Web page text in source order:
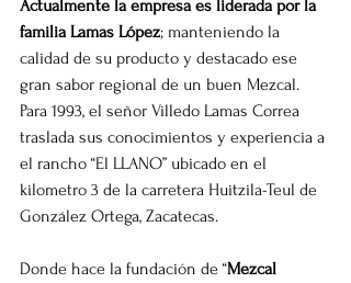
Actualmente la empresa es liderada por la
familia Lamas López; manteniendo la
calidad de su producto y destacado ese
gran sabor regional de un buen Mezcal.
Para 1993, el señor Villedo Lamas Correa
traslada sus conocimientos y experiencia a
el rancho “El LLANO” ubicado en el
kilometro 3 de la carretera Huitzila-Teul de
González Ortega, Zacatecas.
Donde hace la fundación de “Mezcal